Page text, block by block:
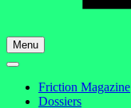
Menu
Friction Magazine
Dossiers